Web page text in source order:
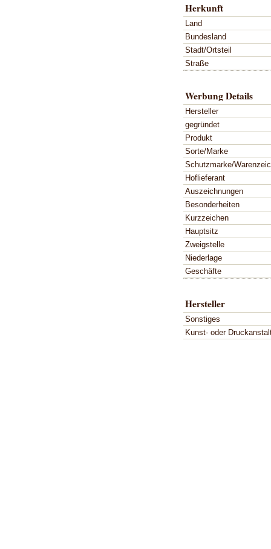
Herkunft
Land
Bundesland
Stadt/Ortsteil
Straße
Werbung Details
Hersteller
gegründet
Produkt
Sorte/Marke
Schutzmarke/
Hoflieferant
Auszeichnungen
Besonderheiten
Kurzzeichen
Hauptsitz
Zweigstelle
Niederlage
Geschäfte
Hersteller
Sonstiges
Kunst- oder